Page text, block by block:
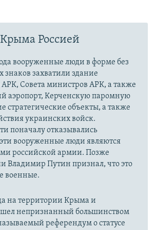
Россией
вооруженные люди в форме без
знаков захватили здание
Совета министров АРК, а также
аэропорт, Керченскую паромную
стратегические объекты, а также
украинских войск.
поначалу отказывались
вооруженные люди являются
российской армии. Позже
Владимир Путин признал, что это
военные.
на территории Крыма и
непризнанный большинством
референдум о статусе